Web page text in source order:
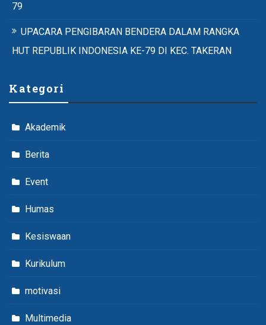
79
UPACARA PENGIBARAN BENDERA DALAM RANGKA
HUT REPUBLIK INDONESIA KE-79 DI KEC. TAKERAN
Kategori
Akademik
Berita
Event
Humas
Kesiswaan
Kurikulum
motivasi
Multimedia